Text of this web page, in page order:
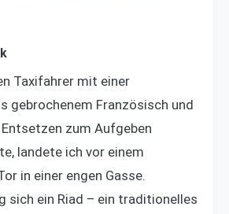
Taxifahrer mit einer
gebrochenem Französisch und
zum Aufgeben
landete ich vor einem
in einer engen Gasse.
sich ein Riad – ein traditionelles